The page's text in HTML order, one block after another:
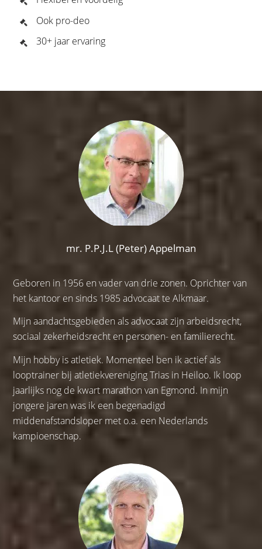
Ook pro-deo
30+ jaar ervaring
mr. P.P.J.L (Peter) Appelman
Geboren in 1956 en vader van drie zonen. Oprichter van
het kantoor en sinds 1985 advocaat te Alkmaar.
Mijn aandachtsgebieden als advocaat zijn arbeidsrecht,
sociaal zekerheidsrecht en personen- en familierecht.
Mijn hobby is atletiek. Momenteel ben ik actief als
looptrainer bij atletiekvereniging Trias in Heiloo. Ik loop
jaarlijks nog de kwart marathon van Egmond. In mijn
jongere jaren was ik een begenadigd
middenafstandsloper met o.a. een Nederlands
kampioenschap.